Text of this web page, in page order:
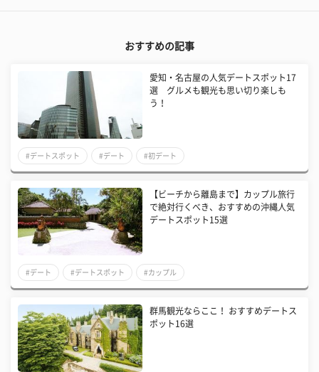
おすすめの記事
愛知・名古屋の人気デートスポット17
選 グルメも観光も思い切り楽しも
う！
#デートスポット #デート #初デート
【ビーチから離島まで】カップル旅行
で絶対行くべき、おすすめの沖縄人気
デートスポット15選
#デート #デートスポット #カップル
群馬観光ならここ！ おすすめデートス
ポット16選